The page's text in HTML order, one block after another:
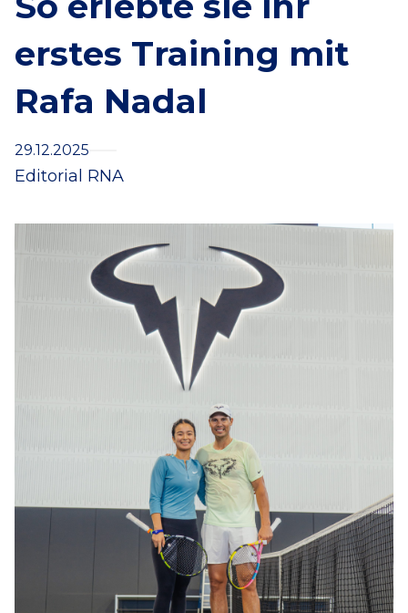
erstes Training mit
Rafa Nadal
29.12.2025
Editorial RNA